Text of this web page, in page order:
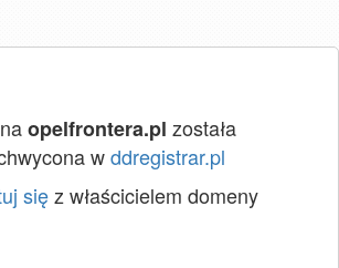
opelfrontera.pl została
wddregistrar.pl
sięz właścicielem domeny